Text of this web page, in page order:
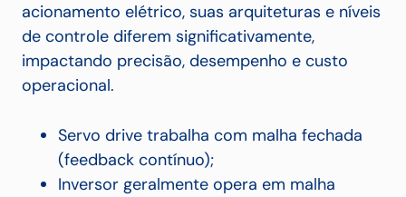
acionamento elétrico, suas arquiteturas e níveis
de controle diferem significativamente,
impactando precisão, desempenho e custo
operacional.
Servo drive trabalha com malha fechada
(feedback contínuo);
Inversor geralmente opera em malha